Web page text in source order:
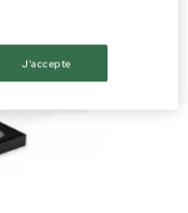
J'accepte